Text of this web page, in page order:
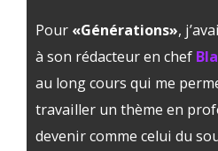
Pour «Générations»,
à son rédacteur en chef
au long cours qui me
travailler un thème en
devenir comme celui du